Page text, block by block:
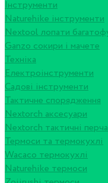
Інструменти
Naturehike інструменти
Nextool лопати
Ganzo сокири і мачете
Техніка
Електроінструменти
Садові інструменти
Тактичне спорядження
Nextorch аксесуари
Nextorch тактичні
Термоси та термокухлі
Wacaco термокухлі
Naturehike термоси